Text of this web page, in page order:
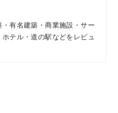
有名建築・商業施設・サー
テル・道の駅などをレビュ